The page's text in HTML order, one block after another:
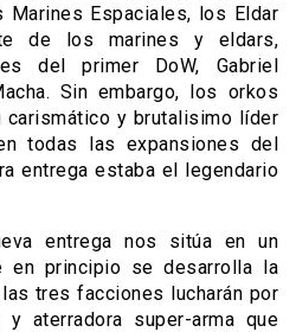
Espaciales, los Eldar
de los marines y eldars,
del primer DoW, Gabriel
Sin embargo, los orkos
carismático y brutalisimo líder
todas las expansiones del
entrega estaba el legendario
entrega nos sitúa en un
en principio se desarrolla la
tres facciones lucharán por
y aterradora super-arma que